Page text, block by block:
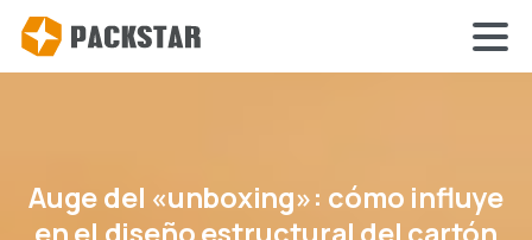
Augedel «unboxing»: cómo influye